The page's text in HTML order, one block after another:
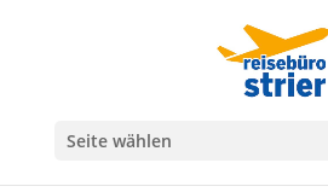
Seite wählen